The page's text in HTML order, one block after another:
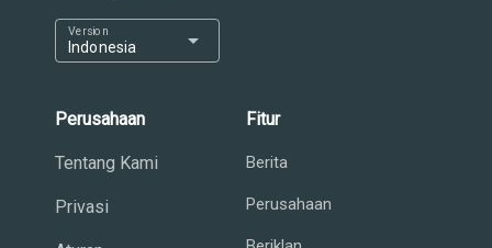
Indonesia
Version arrow_drop_down
Perusahaan
Tentang Kami
Privasi
Fitur
Berita
Perusahaan